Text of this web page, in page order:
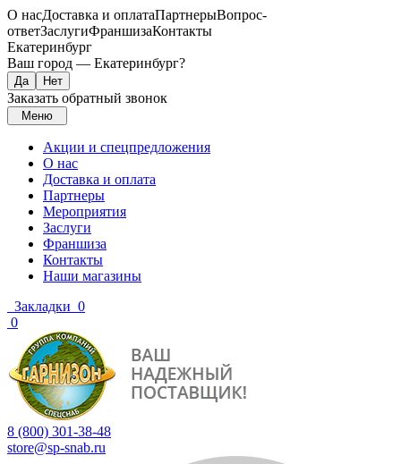
О насДоставка и оплатаПартнерыВопрос-
ответЗаслугиФраншизаКонтакты
Екатеринбург
Ваш город — Екатеринбург?
Заказать обратный звонок
Меню
Акции и спецпредложения
О нас
Доставка и оплата
Партнеры
Мероприятия
Заслуги
Франшиза
Контакты
Наши магазины
Закладки 0
0
8 (800) 301-38-48
store@sp-snab.ru